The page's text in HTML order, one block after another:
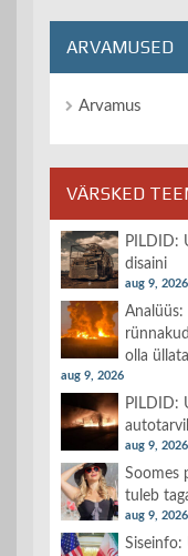
ARVAMUSED
Arvamus
VÄRSKED
PILDID:
disaini
aug 9, 2026
Analüüs:
olla
aug 9, 2026
PILDID:
aug 9, 2026
Soomes
tuleb
aug 9, 2026
Siseinfo: